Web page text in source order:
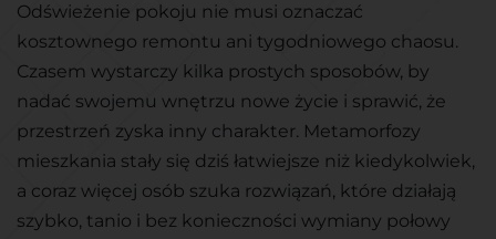
Odświeżenie pokoju nie musi oznaczać
kosztownego remontu ani tygodniowego chaosu.
Czasem wystarczy kilka prostych sposobów, by
nadać swojemu wnętrzu nowe życie i sprawić, że
przestrzeń zyska inny charakter. Metamorfozy
mieszkania stały się dziś łatwiejsze niż kiedykolwiek,
a coraz więcej osób szuka rozwiązań, które działają
szybko, tanio i bez konieczności wymiany połowy